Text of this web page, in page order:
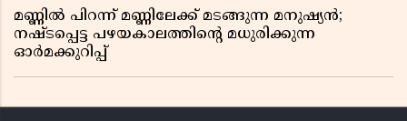
മണ്ണിൽ പിറന്ന് മണ്ണിലേക്ക് മടങ്ങുന്ന മനുഷ്യൻ;
നഷ്ടപ്പെട്ട പഴയകാലത്തിൻ്റെ മധുരിക്കുന്ന
ഓർമക്കുറിപ്പ്